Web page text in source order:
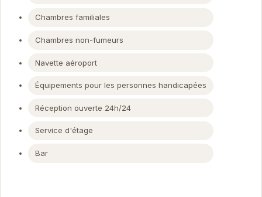
Chambres familiales
Chambres non-fumeurs
Navette aéroport
Équipements pour les personnes handicapées
Réception ouverte 24h/24
Service d'étage
Bar